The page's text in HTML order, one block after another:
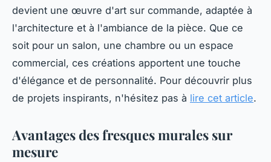
devient une œuvre d'art sur commande, adaptée à
l'architecture et à l'ambiance de la pièce. Que ce
soit pour un salon, une chambre ou un espace
commercial, ces créations apportent une touche
d'élégance et de personnalité. Pour découvrir plus
de projets inspirants, n'hésitez pas à lire cet article.
Avantages des fresques murales sur
mesure